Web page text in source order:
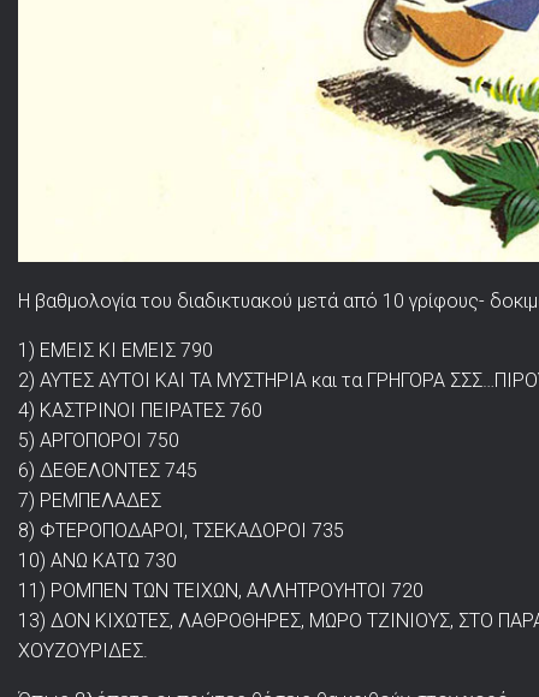
Η βαθμολογία του διαδικτυακού μετά από 10 γρίφους-
1) ΕΜΕΙΣ ΚΙ ΕΜΕΙΣ 790
2) ΑΥΤΕΣ ΑΥΤΟΙ ΚΑΙ ΤΑ ΜΥΣΤΗΡΙΑ και τα ΓΡΗΓΟΡΑ
4) ΚΑΣΤΡΙΝΟΙ ΠΕΙΡΑΤΕΣ 760
5) ΑΡΓΟΠΟΡΟΙ 750
6) ΔΕΘΕΛΟΝΤΕΣ 745
7) ΡΕΜΠΕΛΑΔΕΣ
8) ΦΤΕΡΟΠΟΔΑΡΟΙ, ΤΣΕΚΑΔΟΡΟΙ 735
10) ΑΝΩ ΚΑΤΩ 730
11) ΡΟΜΠΕΝ ΤΩΝ ΤΕΙΧΩΝ, ΑΛΛΗΤΡΟΥΗΤΟΙ 720
13) ΔΟΝ ΚΙΧΩΤΕΣ, ΛΑΘΡΟΘΗΡΕΣ, ΜΩΡΟ ΤΖΙΝΙΟΥΣ, ΣΤΟ
ΧΟΥΖΟΥΡΙΔΕΣ.